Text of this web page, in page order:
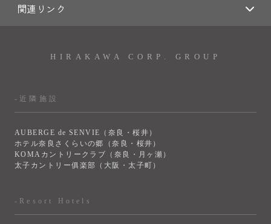
関連リンク
HIRAKAWA CORP. GROUP
-近隣施設
AUBERGE de SENVIE（奈良・桜井）
ホテル奈良さくらいの郷（奈良・桜井）
KOMAカントリークラブ（奈良・月ヶ瀬）
太子カントリー俱楽部（大阪・太子町）
-Resort Hotels